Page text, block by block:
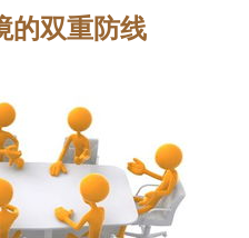
的双重防线